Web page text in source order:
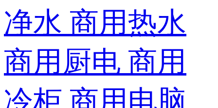
净水 商用热水
商用厨电 商用
冷柜 商用电脑